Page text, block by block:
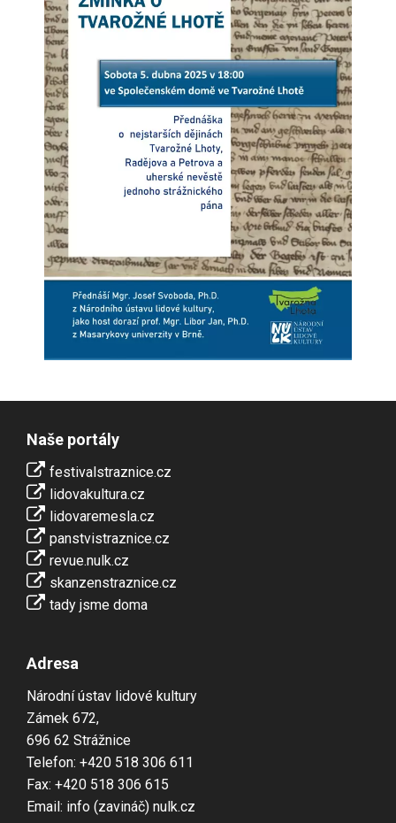
Naše portály
festivalstraznice.cz
lidovakultura.cz
lidovaremesla.cz
panstvistraznice.cz
revue.nulk.cz
skanzenstraznice.cz
tady jsme doma
Adresa
Národní ústav lidové kultury
Zámek 672,
696 62 Strážnice
Telefon: +420 518 306 611
Fax: +420 518 306 615
Email: info (zavináč) nulk.cz